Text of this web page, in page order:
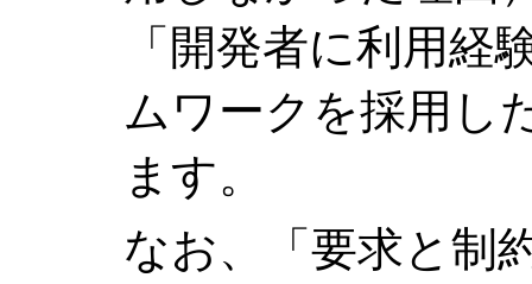
「開発者に利用経
ムワークを採用し
ます。
なお、「要求と制